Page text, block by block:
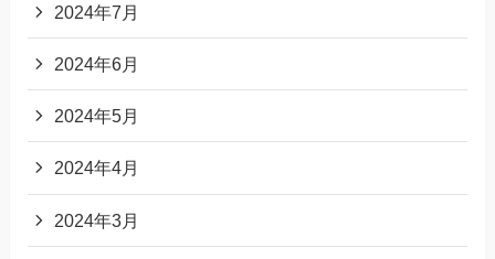
2024年7月
2024年6月
2024年5月
2024年4月
2024年3月